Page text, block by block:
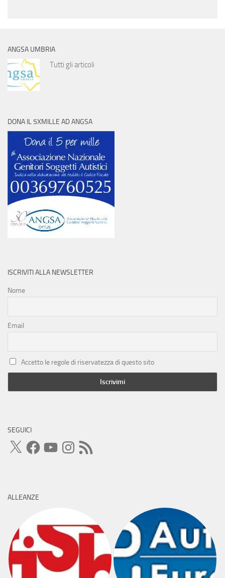
ANGSA UMBRIA
Tutti gli articoli
DONA IL 5XMILLE AD ANGSA
ISCRIVITI ALLA NEWSLETTER
Nome
Email
Accetto le regole di riservatezza di questo sito
SEGUICI
X FacebookYouTubeInstagram
Feed
RSS
ALLEANZE